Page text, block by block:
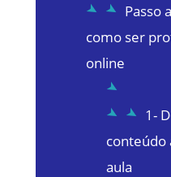
Passo
como ser
online
1-
conteúdo
aula